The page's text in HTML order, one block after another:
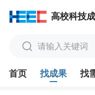
高校科技
请输入关键词
首页 找成果 找